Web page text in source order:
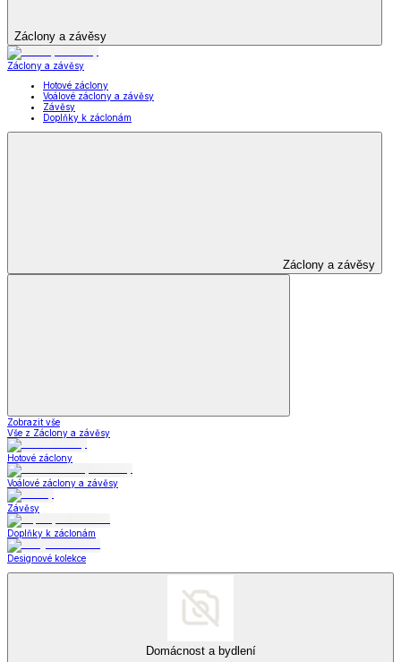
Záclony a závěsy
Záclony a závěsy
Hotové záclony
Voálové záclony a závěsy
Závěsy
Doplňky k záclonám
Záclony a závěsy
Zobrazit vše
Vše z Záclony a závěsy
Hotové záclony
Voálové záclony a závěsy
Závěsy
Doplňky k záclonám
Designové kolekce
Domácnost a bydlení